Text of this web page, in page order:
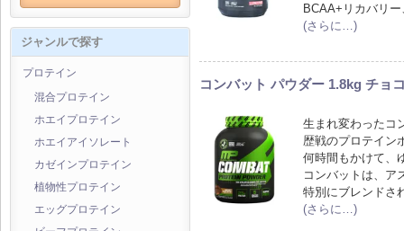
ジャンルで探す
プロテイン
混合プロテイン
ホエイプロテイン
ホエイアイソレート
カゼインプロテイン
植物性プロテイン
エッグプロテイン
BCAA+リカバリ
(さらに…)
コンバット パウダー 1.8kg チョ
生まれ変わったコ
歴戦のプロテイン
何時間もかけて、
コンバットは、ア
特別にブレンドさ
(さらに…)